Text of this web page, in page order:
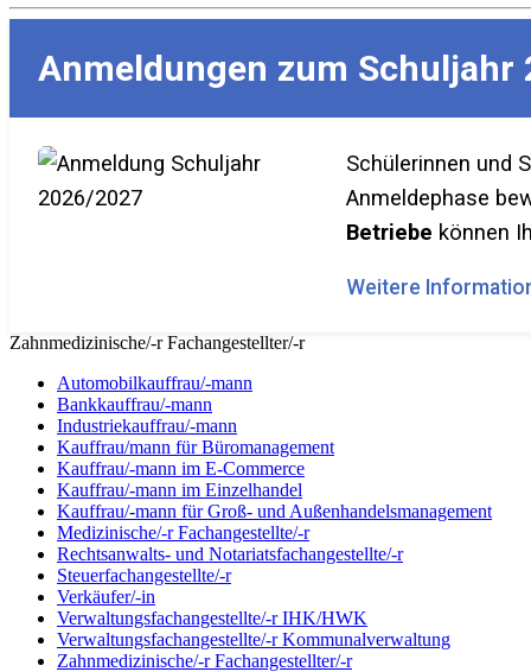
Anmeldungen zum Schuljahr
Schülerinnen und
Anmeldephase
Betriebe können
Weitere
Zahnmedizinische/-r Fachangestellter/-r
Automobilkauffrau/-mann
Bankkauffrau/-mann
Industriekauffrau/-mann
Kauffrau/mann für Büromanagement
Kauffrau/-mann im E-Commerce
Kauffrau/-mann im Einzelhandel
Kauffrau/-mann für Groß- und Außen­handels­manage­ment
Medizinische/-r Fachangestellte/-r
Rechtsanwalts- und Notariatsfachangestellte/-r
Steuerfachangestellte/-r
Verkäufer/-in
Verwaltungs­fach­angestellte/-r IHK/HWK
Verwaltungsfach­angestellte/-r Kommunal­verwaltung
Zahnmedizinische/-r Fachangestellter/-r